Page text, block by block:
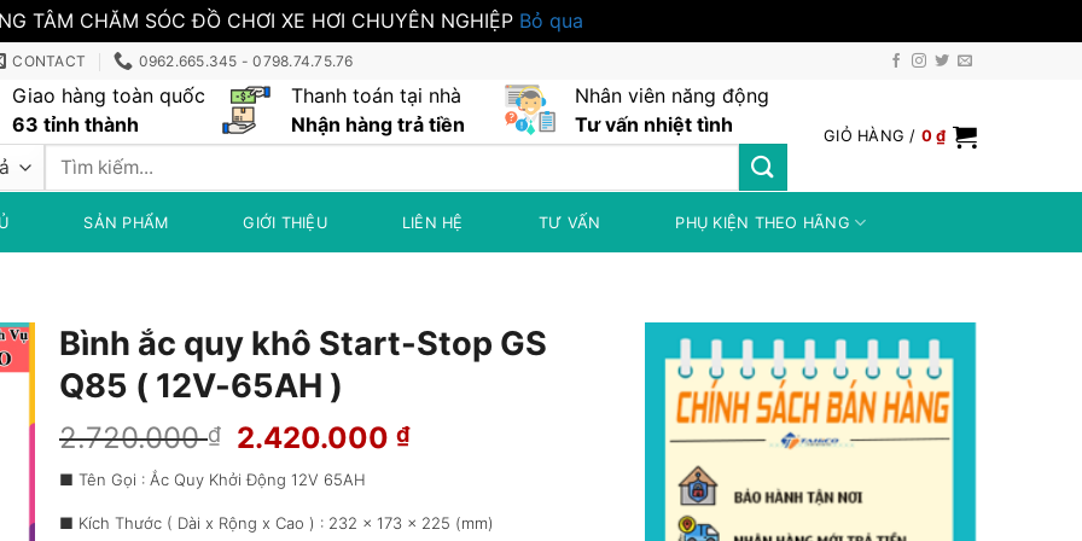
TÂM CHĂM SÓC ĐỒ CHƠI XE HƠI CHUYÊN NGHIỆP Bỏ qua
CONTACT 0962.665.345 - 0798.74.75.76
Giao hàng toàn quốc
63 tỉnh thành
Thanh toán tại nhà
Nhận hàng trả tiền
Nhân viên năng động
Tư vấn nhiệt tình
Tìm
GIỎ HÀNG / 0₫
SẢN PHẨM GIỚI THIỆU LIÊN HỆ TƯ VẤN PHỤ KIỆN THEO HÃNG
Bình ắc quy khô Start-Stop GS
Q85 ( 12V-65AH )
2.720.000₫
Giá
gốc
là:
2.720.000 ₫.
2.420.000₫Giá
là:
■ Tên Gọi : Ắc Quy Khởi Động 12V 65AH
■ Kích Thước ( Dài x Rộng x Cao ) : 232 x 173 x 225 (mm)